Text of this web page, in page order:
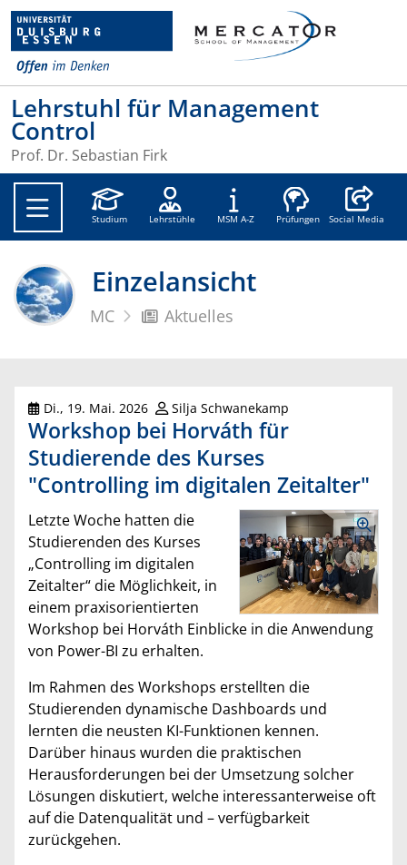
Lehrstuhl für Management
Control
Prof. Dr. Sebastian Firk
Studium Lehrstühle MSM A-Z Prüfungen
Social
Social Media
Einzelansicht
MC Aktuelles
Di., 19. Mai. 2026 Silja Schwanekamp
Workshop bei Horváth für
Studierende des Kurses
"Controlling im digitalen Zeitalter"
Letzte Woche hatten die
Studierenden des Kurses
„Controlling im digitalen
Zeitalter“ die Möglichkeit, in
einem praxisorientierten
Workshop bei Horváth Einblicke in die Anwendung
von Power-BI zu erhalten.
Im Rahmen des Workshops erstellten die
Studierenden dynamische Dashboards und
lernten die neusten KI-Funktionen kennen.
Darüber hinaus wurden die praktischen
Herausforderungen bei der Umsetzung solcher
Lösungen diskutiert, welche interessanterweise oft
auf die Datenqualität und – verfügbarkeit
zurückgehen.